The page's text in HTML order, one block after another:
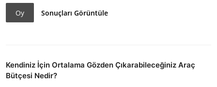
Oy Sonuçları Görüntüle
Kendiniz İçin Ortalama Gözden Çıkarabileceğiniz Araç
Bütçesi Nedir?